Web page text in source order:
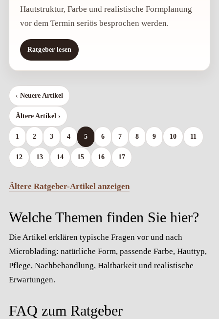
Hautstruktur, Farbe und realistische Formplanung
vor dem Termin seriös besprochen werden.
Ratgeber lesen
‹ Neuere Artikel
1 2 3 4 5 6 7 8 9 10 11
12 13 14 15 16 17
Ältere Artikel ›
Ältere Ratgeber-Artikel anzeigen
Welche Themen finden Sie hier?
Die Artikel erklären typische Fragen vor und nach
Microblading: natürliche Form, passende Farbe, Hauttyp,
Pflege, Nachbehandlung, Haltbarkeit und realistische
Erwartungen.
FAQ zum Ratgeber